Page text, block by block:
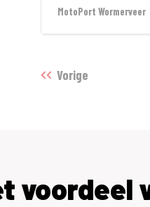
MotoPort Wormerveer
Vorige
voordeel